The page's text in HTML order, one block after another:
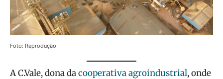
Foto: Reprodução
A C.Vale, dona dacooperativa agroindustrial, onde